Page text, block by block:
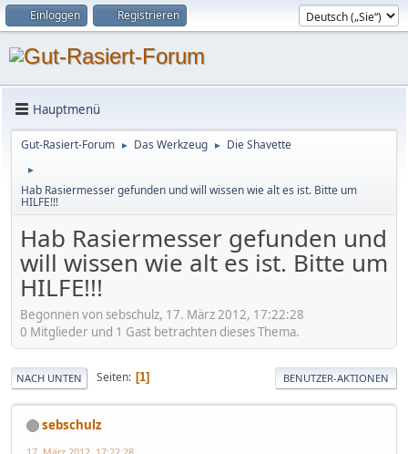
Einloggen Registrieren
Hauptmenü
Gut-Rasiert-Forum ► Das Werkzeug ► Die Shavette
►
Hab Rasiermesser gefunden und will wissen wie alt es ist. Bitte um
HILFE!!!
Hab Rasiermesser gefunden und
will wissen wie alt es ist. Bitte um
HILFE!!!
Begonnen von sebschulz, 17. März 2012, 17:22:28
0 Mitglieder und 1 Gast betrachten dieses Thema.
NACH UNTEN Seiten 1 BENUTZER-AKTIONEN
sebschulz
17. März 2012, 17:22:28